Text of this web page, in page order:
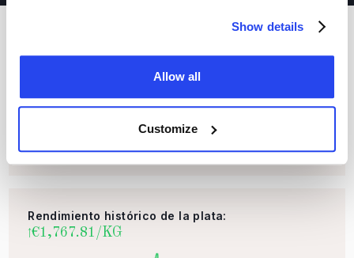
Show details
Allow all
Customize
Rendimiento histórico del oro:
Rendimiento histórico de la plata:
↑€1,767.81/KG